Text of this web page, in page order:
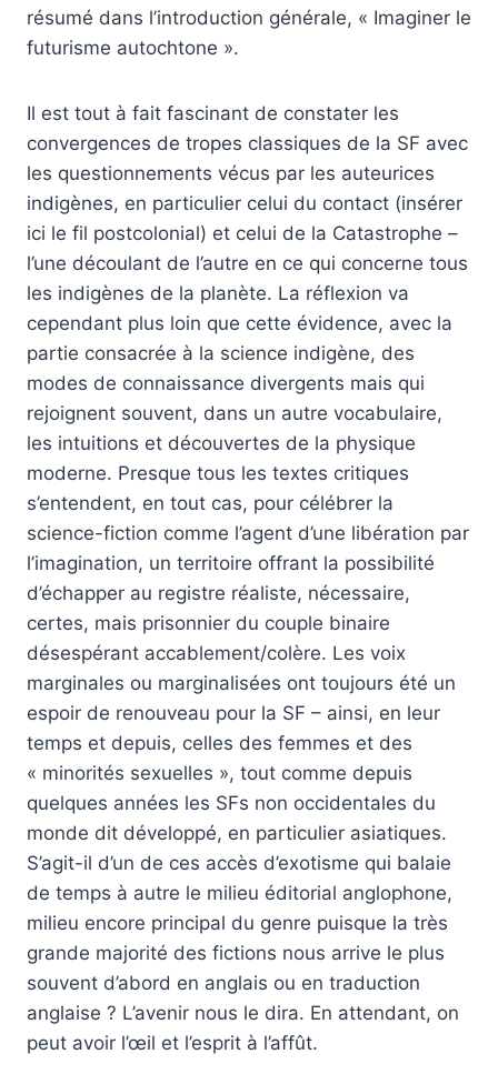
résumé dans l’introduction générale, « Imaginer le
futurisme autochtone ».
Il est tout à fait fascinant de constater les
convergences de tropes classiques de la SF avec
les questionnements vécus par les auteurices
indigènes, en particulier celui du contact (insérer
ici le fil postcolonial) et celui de la Catastrophe –
l’une découlant de l’autre en ce qui concerne tous
les indigènes de la planète. La réflexion va
cependant plus loin que cette évidence, avec la
partie consacrée à la science indigène, des
modes de connaissance divergents mais qui
rejoignent souvent, dans un autre vocabulaire,
les intuitions et découvertes de la physique
moderne. Presque tous les textes critiques
s’entendent, en tout cas, pour célébrer la
science-fiction comme l’agent d’une libération par
l’imagination, un territoire offrant la possibilité
d’échapper au registre réaliste, nécessaire,
certes, mais prisonnier du couple binaire
désespérant accablement/colère. Les voix
marginales ou marginalisées ont toujours été un
espoir de renouveau pour la SF – ainsi, en leur
temps et depuis, celles des femmes et des
« minorités sexuelles », tout comme depuis
quelques années les SFs non occidentales du
monde dit développé, en particulier asiatiques.
S’agit-il d’un de ces accès d’exotisme qui balaie
de temps à autre le milieu éditorial anglophone,
milieu encore principal du genre puisque la très
grande majorité des fictions nous arrive le plus
souvent d’abord en anglais ou en traduction
anglaise ? L’avenir nous le dira. En attendant, on
peut avoir l’œil et l’esprit à l’affût.